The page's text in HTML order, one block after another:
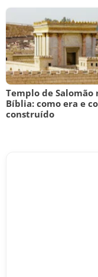
Templo de Salomão
Bíblia: como era e
construído